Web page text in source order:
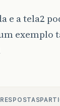
e a tela2
RESPOSTAS